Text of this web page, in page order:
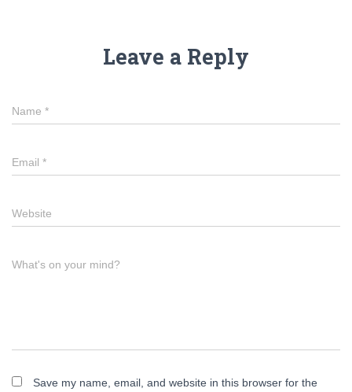
Leave a Reply
Name *
Email *
Website
What's on your mind?
Save my name, email, and website in this browser for the